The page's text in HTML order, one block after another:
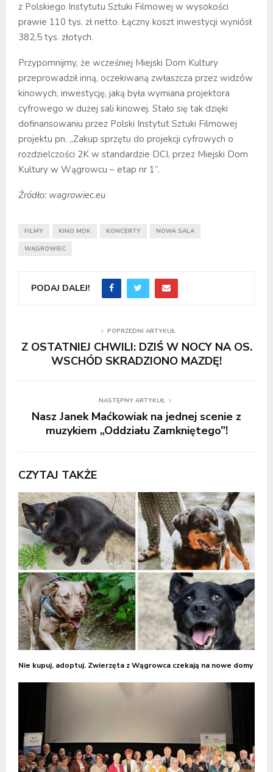
z Polskiego Instytutu Sztuki Filmowej w wysokości
prawie 110 tys. zł netto. Łączny koszt inwestycji wyniósł
382,5 tys. złotych.
Przypomnijmy, że wcześniej Miejski Dom Kultury
przeprowadził inną, oczekiwaną zwłaszcza przez widzów
kinowych, inwestycję, jaką była wymiana projektora
cyfrowego w dużej sali kinowej. Stało się tak dzięki
dofinansowaniu przez Polski Instytut Sztuki Filmowej
projektu pn. „Zakup sprzętu do projekcji cyfrowych o
rozdzielczości 2K w standardzie DCI, przez Miejski Dom
Kultury w Wągrowcu – etap nr 1”.
Źródło: wagrowiec.eu
FILMY KINO MDK KONCERTY NOWA SALA
WĄGROWIEC
PODAJ DALEJ!
POPRZEDNI ARTYKUŁ
Z OSTATNIEJ CHWILI: DZIŚ W NOCY NA OS.
WSCHÓD SKRADZIONO MAZDĘ!
NASTĘPNY ARTYKUŁ
Nasz Janek Maćkowiak na jednej scenie z
muzykiem „Oddziału Zamkniętego”!
CZYTAJ TAKŻE
Nie kupuj, adoptuj. Zwierzęta z Wągrowca czekają na nowe domy